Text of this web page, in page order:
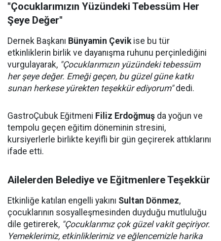
"Çocuklarımızın Yüzündeki Tebessüm Her
Şeye Değer"
Dernek Başkanı Bünyamin Çevikise bu tür
etkinliklerin birlik ve dayanışma ruhunu perçinlediğini
vurgulayarak, "Çocuklarımızın yüzündeki tebessüm
her şeye değer. Emeği geçen, bu güzel güne katkı
sunan herkese yürekten teşekkür ediyorum"dedi.
GastroÇubuk Eğitmeni Filiz Erdoğmuş da yoğun ve
tempolu geçen eğitim döneminin stresini,
kursiyerlerle birlikte keyifli bir gün geçirerek attıklarını
ifade etti.
Ailelerden Belediye ve Eğitmenlere Teşekkür
Etkinliğe katılan engelli yakını Sultan Dönmez,
çocuklarının sosyalleşmesinden duyduğu mutluluğu
dile getirerek, "Çocuklarımız çok güzel vakit geçiriyor.
Yemeklerimiz, etkinliklerimiz ve eğlencemizle harika